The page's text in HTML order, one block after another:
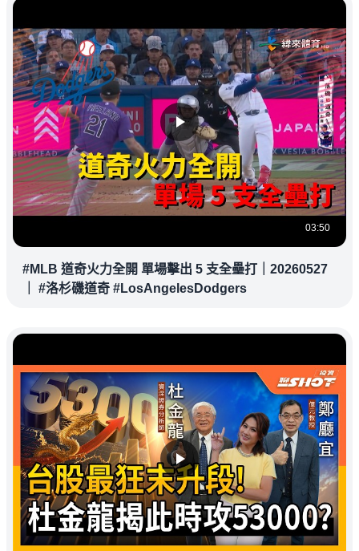
03:50
#MLB 道奇火力全開 單場擊出 5 支全壘打｜20260527
｜ #洛杉磯道奇 #LosAngelesDodgers